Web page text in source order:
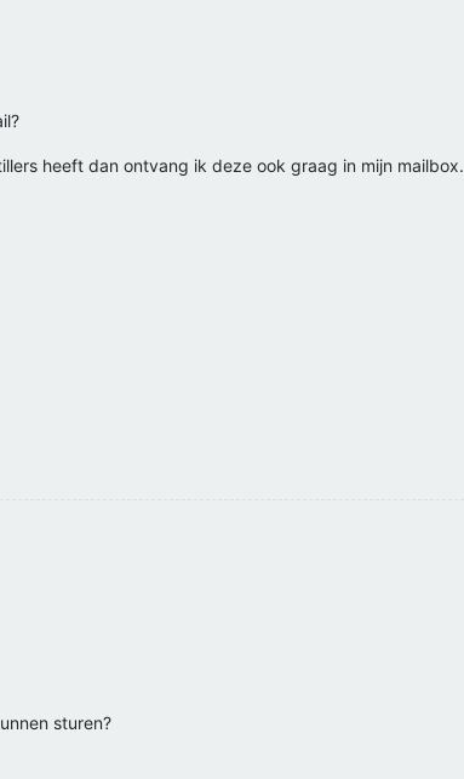
heeft dan ontvang ik deze ook graag in mijn mailbox.
sturen?